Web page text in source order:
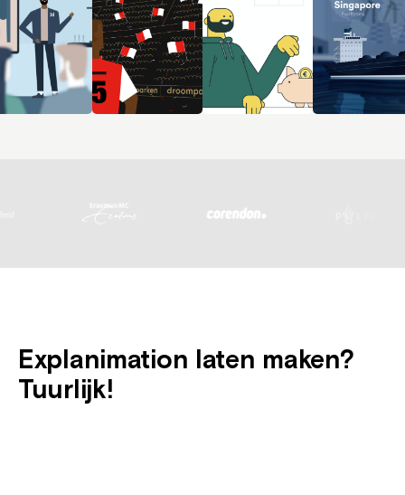
Explanimation laten maken?
Tuurlijk!